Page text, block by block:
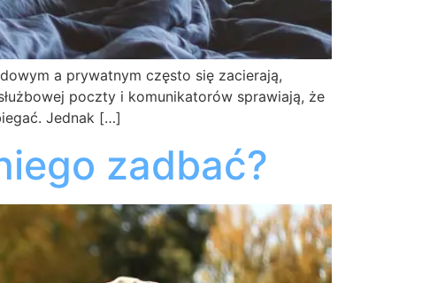
a prywatnym często się zacierają,
poczty i komunikatorów sprawiają, że
Jednak […]
zadbać?